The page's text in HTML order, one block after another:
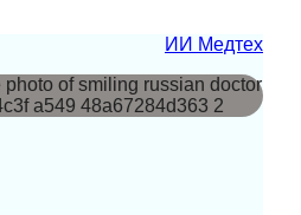
ИИ Медтех